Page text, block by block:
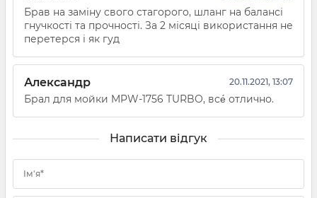
Брав на заміну свого стагорого, шланг на балансі
гнучкості та прочності. За 2 місяці використання не
перетерся і як гуд
Александр 20.11.2021, 13:07
Брал для мойки MPW-1756 TURBO, все́ отлично.
Написати відгук
Ім'я*